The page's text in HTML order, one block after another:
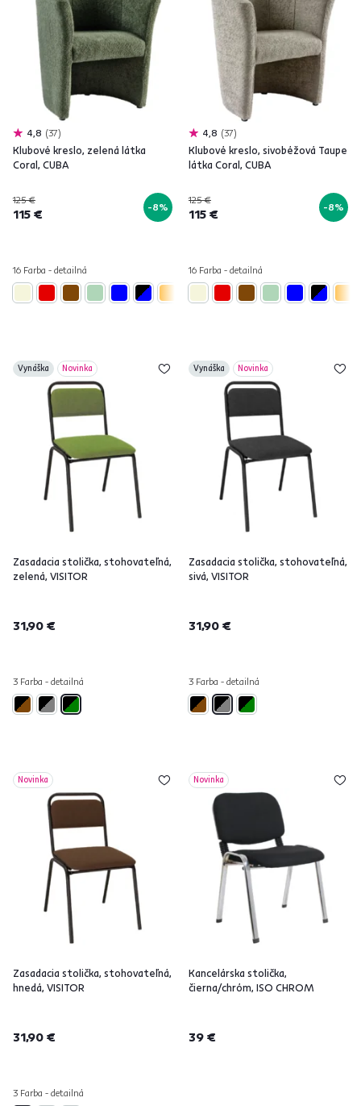
4,8 37
Klubové kreslo, zelená látka
Coral, CUBA
125 €
115 € -8%
16 Farba - detailná
4,8 37
Klubové kreslo, sivobéžová Taupe
látka Coral, CUBA
125 €
115 € -8%
16 Farba - detailná
Vynáška Novinka
Zasadacia stolička, stohovateľná,
zelená, VISITOR
31,90 €
3 Farba - detailná
Vynáška Novinka
Zasadacia stolička, stohovateľná,
sivá, VISITOR
31,90 €
3 Farba - detailná
Novinka
Zasadacia stolička, stohovateľná,
hnedá, VISITOR
31,90 €
3 Farba - detailná
Novinka
Kancelárska stolička,
čierna/chróm, ISO CHROM
39 €